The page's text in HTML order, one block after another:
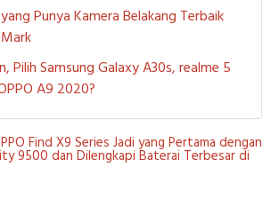
Punya Kamera Belakang Terbaik
Pilih Samsung Galaxy A30s, realme 5
A9 2020?
Find X9 Series Jadi yang Pertama dengan
9500 dan Dilengkapi Baterai Terbesar di